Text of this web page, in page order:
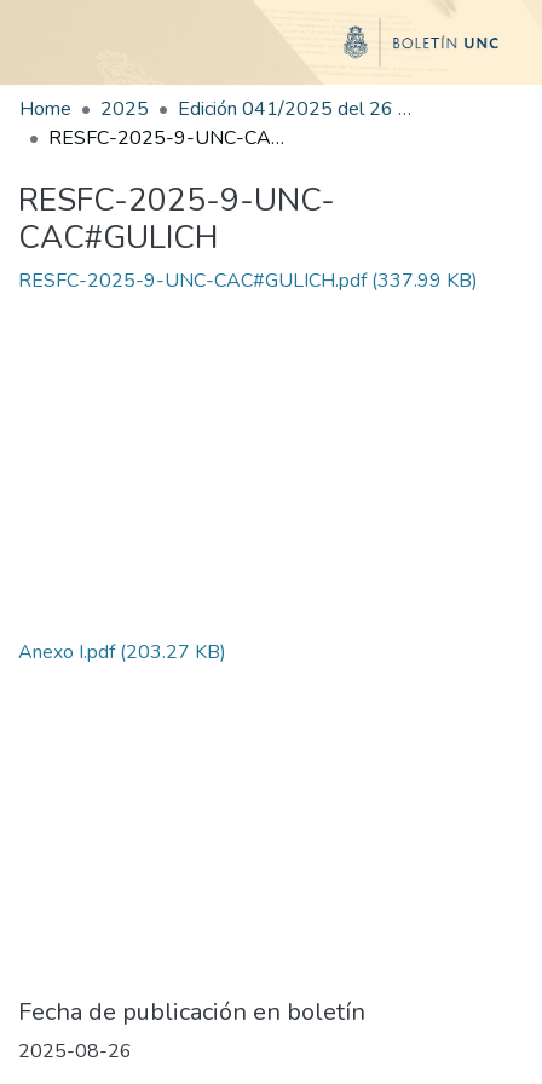
Home 2025
Edición 041/2025 del 26 de agosto de 2025
RESFC-2025-9-UNC-CAC#GULICH
RESFC-2025-9-UNC-
CAC#GULICH
RESFC-2025-9-UNC-CAC#GULICH.pdf(337.99 KB)
Anexo I.pdf(203.27 KB)
Fecha de publicación en boletín
2025-08-26